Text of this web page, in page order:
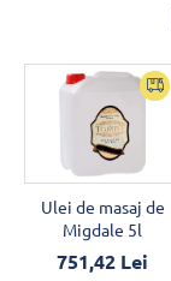
Ulei de masaj de
Migdale 5l
751,42 Lei